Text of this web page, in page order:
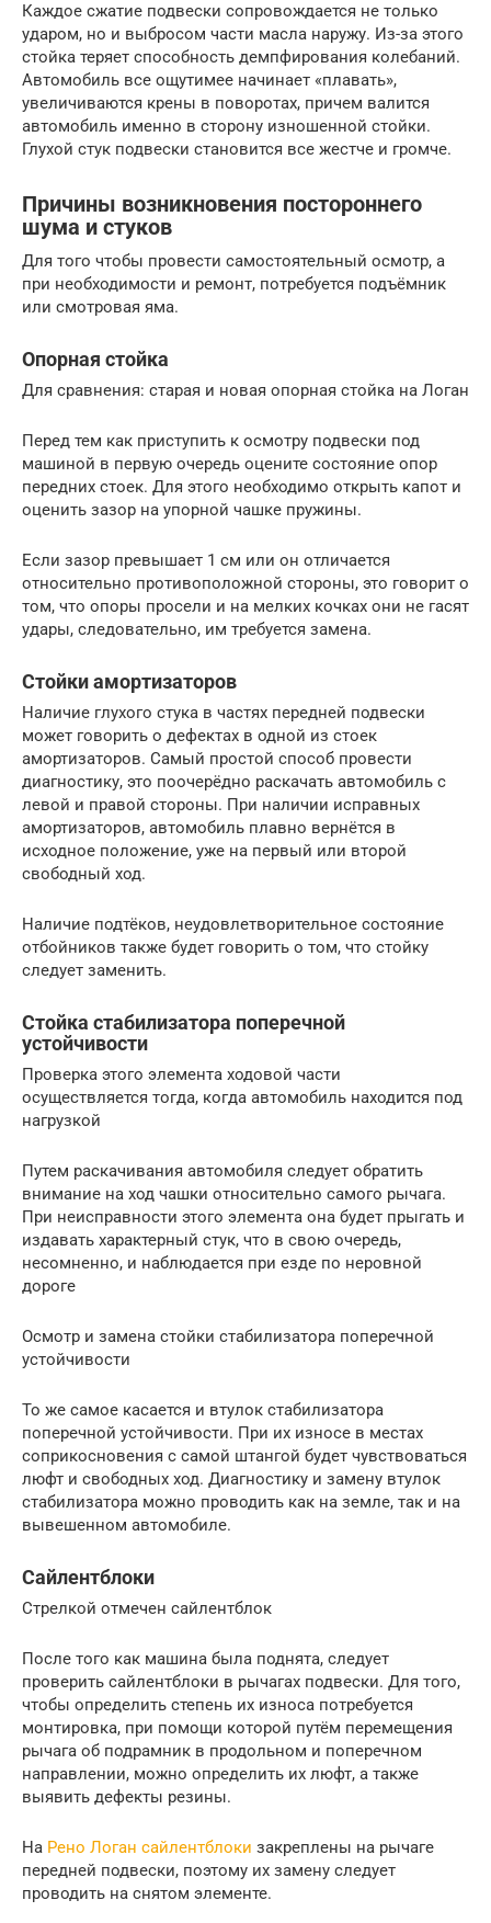
Каждое сжатие подвески сопровождается не только
ударом, но и выбросом части масла наружу. Из-за этого
стойка теряет способность демпфирования колебаний.
Автомобиль все ощутимее начинает «плавать»,
увеличиваются крены в поворотах, причем валится
автомобиль именно в сторону изношенной стойки.
Глухой стук подвески становится все жестче и громче.
Причины возникновения постороннего
шума и стуков
Для того чтобы провести самостоятельный осмотр, а
при необходимости и ремонт, потребуется подъёмник
или смотровая яма.
Опорная стойка
Для сравнения: старая и новая опорная стойка на Логан
Перед тем как приступить к осмотру подвески под
машиной в первую очередь оцените состояние опор
передних стоек. Для этого необходимо открыть капот и
оценить зазор на упорной чашке пружины.
Если зазор превышает 1 см или он отличается
относительно противоположной стороны, это говорит о
том, что опоры просели и на мелких кочках они не гасят
удары, следовательно, им требуется замена.
Стойки амортизаторов
Наличие глухого стука в частях передней подвески
может говорить о дефектах в одной из стоек
амортизаторов. Самый простой способ провести
диагностику, это поочерёдно раскачать автомобиль с
левой и правой стороны. При наличии исправных
амортизаторов, автомобиль плавно вернётся в
исходное положение, уже на первый или второй
свободный ход.
Наличие подтёков, неудовлетворительное состояние
отбойников также будет говорить о том, что стойку
следует заменить.
Стойка стабилизатора поперечной
устойчивости
Проверка этого элемента ходовой части
осуществляется тогда, когда автомобиль находится под
нагрузкой
Путем раскачивания автомобиля следует обратить
внимание на ход чашки относительно самого рычага.
При неисправности этого элемента она будет прыгать и
издавать характерный стук, что в свою очередь,
несомненно, и наблюдается при езде по неровной
дороге
Осмотр и замена стойки стабилизатора поперечной
устойчивости
То же самое касается и втулок стабилизатора
поперечной устойчивости. При их износе в местах
соприкосновения с самой штангой будет чувствоваться
люфт и свободных ход. Диагностику и замену втулок
стабилизатора можно проводить как на земле, так и на
вывешенном автомобиле.
Сайлентблоки
Стрелкой отмечен сайлентблок
После того как машина была поднята, следует
проверить сайлентблоки в рычагах подвески. Для того,
чтобы определить степень их износа потребуется
монтировка, при помощи которой путём перемещения
рычага об подрамник в продольном и поперечном
направлении, можно определить их люфт, а также
выявить дефекты резины.
На Рено Логан сайлентблоки закреплены на рычаге
передней подвески, поэтому их замену следует
проводить на снятом элементе.